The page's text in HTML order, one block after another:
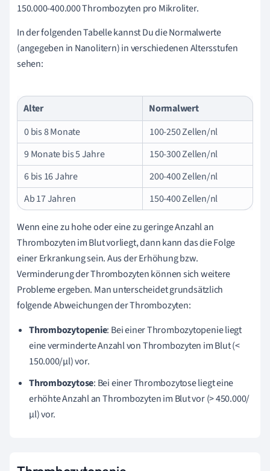
150.000-400.000 Thrombozyten pro Mikroliter.
In der folgenden Tabelle kannst Du die Normalwerte
(angegeben in Nanolitern) in verschiedenen Altersstufen
sehen:
Alter
Normalwert
0 bis 8 Monate
100-250 Zellen/nl
9 Monate bis 5 Jahre
150-300 Zellen/nl
6 bis 16 Jahre
200-400 Zellen/nl
Ab 17 Jahren
150-400 Zellen/nl
Wenn eine zu hohe oder eine zu geringe Anzahl an
Thrombozyten im Blut vorliegt, dann kann das die Folge
einer Erkrankung sein. Aus der Erhöhung bzw.
Verminderung der Thrombozyten können sich weitere
Probleme ergeben. Man unterscheidet grundsätzlich
folgende Abweichungen der Thrombozyten:
Thrombozytopenie: Bei einer Thrombozytopenieliegt
eine verminderte Anzahl von Thrombozyten im Blut (<
150.000/μl) vor.
Thrombozytose: Bei einer Thrombozytose liegt eine
erhöhte Anzahl an Thrombozyten im Blut vor (> 450.000/
μl) vor.